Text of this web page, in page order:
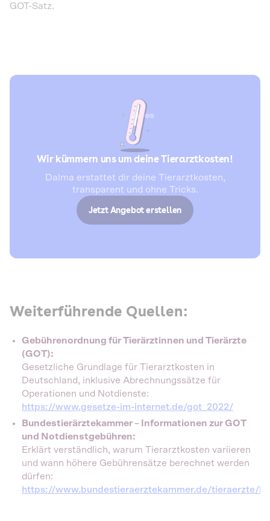
GOT-Satz.
Wir kümmern uns um deine Tierarztkosten!
Dalma erstattet dir deine Tierarztkosten,
transparent und ohne Tricks.
Jetzt Angebot erstellen
Weiterführende Quellen:
Gebührenordnung für Tierärztinnen und Tierärzte
(GOT):
Gesetzliche Grundlage für Tierarztkosten in
Deutschland, inklusive Abrechnungssätze für
Operationen und Notdienste:
https://www.gesetze-im-internet.de/got_2022/
Bundestierärztekammer – Informationen zur GOT
und Notdienstgebühren:
Erklärt verständlich, warum Tierarztkosten variieren
und wann höhere Gebührensätze berechnet werden
dürfen:
https://www.bundestieraerztekammer.de/tieraerzte/